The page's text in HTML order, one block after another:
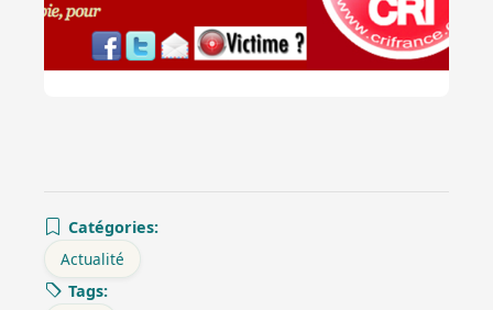
Catégories:
Actualité
Tags: